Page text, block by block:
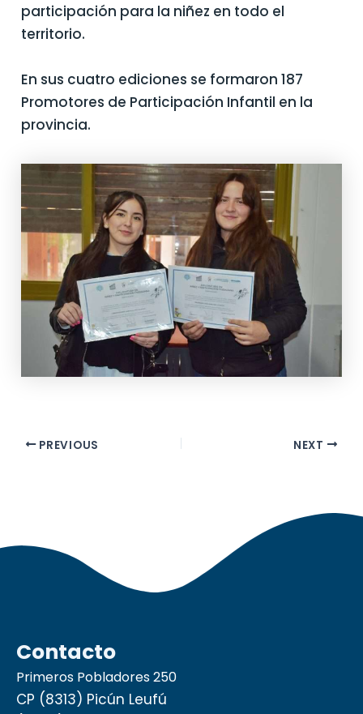
participación para la niñez en todo el
territorio.
En sus cuatro ediciones se formaron 187
Promotores de Participación Infantil en la
provincia.
PREVIOUS NEXT
Contacto
Primeros Pobladores 250
CP (8313) Picún Leufú